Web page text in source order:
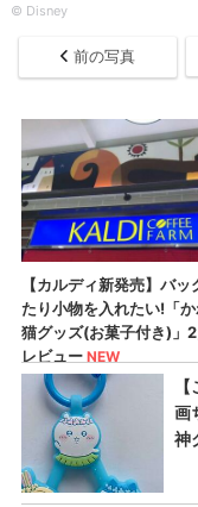
© Disney
前の写真